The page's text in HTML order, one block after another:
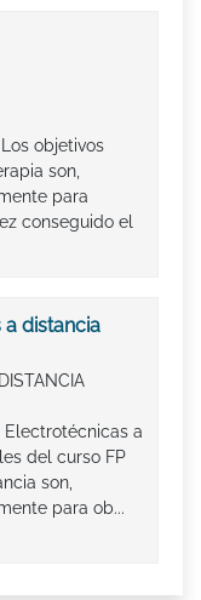
objetivos
son,
para
conseguido el
a distancia
Electrotécnicas a
del curso FP
son,
para ob...